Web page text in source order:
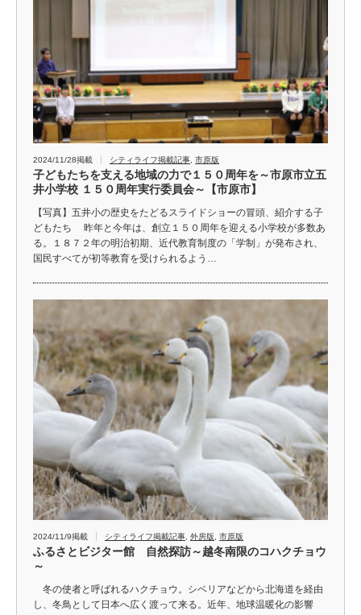
2024/11/28掲載 シティライフ掲載記事 市原版
子どもたちを支える地域の力で１５０周年を～市原市立五
井小学校 １５０周年実行委員会～【市原市】
【写真】五井小の歴史をたどるスライドショーの冒頭、紹介する子
どもたち 昨年と今年は、創立１５０周年を迎える小学校が多数あ
る。１８７２年の明治初期、近代教育制度の「学制」が発布され、
国民すべてが初等教育を受けられるよう…
2024/11/9掲載 シティライフ掲載記事 外房版 市原版
ふるさとビジター館 自然探訪～越冬南限のコハクチョウ
～
冬の使者と呼ばれるハクチョウ。シベリアなどから北海道を経由
し、冬鳥として日本へ広く渡って来る。近年、地球温暖化の影響